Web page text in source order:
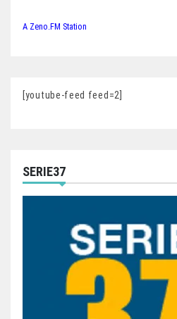
A Zeno.FM Station
[youtube-feed feed=2]
SERIE37